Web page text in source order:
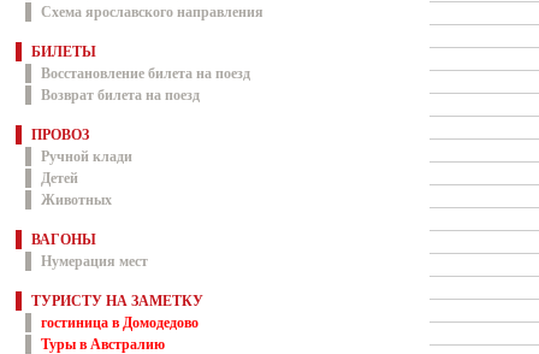
Схема ярославского направления
БИЛЕТЫ
Восстановление билета на поезд
Возврат билета на поезд
ПРОВОЗ
Ручной клади
Детей
Животных
ВАГОНЫ
Нумерация мест
ТУРИСТУ НА ЗАМЕТКУ
гостиница в Домодедово
Туры в Австралию